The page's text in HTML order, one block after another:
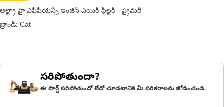
అల్ట్రా హై ఎఫిషియెన్సీ ఇంజిన్ ఎయిర్ ఫిల్టర్ - ప్రైమరీ
బ్రాండ్: Cat
సరిపోతుందా?
ఈ పార్ట్ సరిపోతుందో లేదో చూడటానికి మీ పరికరాలను జోడించండి.